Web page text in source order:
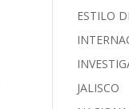
ESTILO
JALISCO